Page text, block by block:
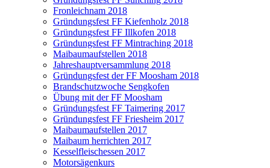
Fronleichnam 2018
Gründungsfest FF Kiefenholz 2018
Gründungsfest FF Illkofen 2018
Gründungsfest FF Mintraching 2018
Maibaumaufstellen 2018
Jahreshauptversammlung 2018
Gründungsfest der FF Moosham 2018
Brandschutzwoche Sengkofen
Übung mit der FF Moosham
Gründungsfest FF Taimering 2017
Gründungsfest FF Friesheim 2017
Maibaumaufstellen 2017
Maibaum herrichten 2017
Kesselfleischessen 2017
Motorsägenkurs